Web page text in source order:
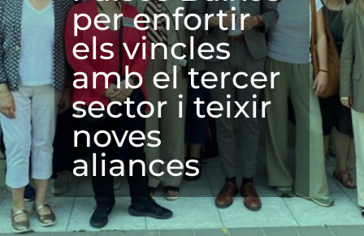
per enfortir
els vincles
amb el tercer
sector i teixir
noves
aliances